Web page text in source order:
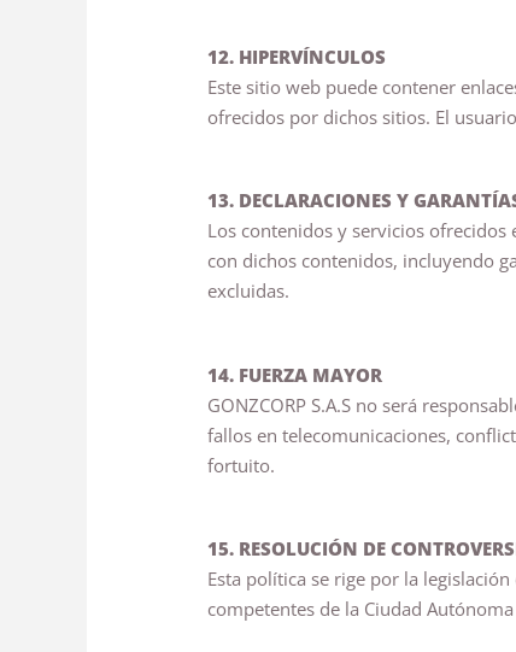
12. HIPERVÍNCULOS
Este sitio web puede contener
ofrecidos por dichos sitios. El
13. DECLARACIONES Y
Los contenidos y servicios
con dichos contenidos, incluyendo
excluidas.
14. FUERZA MAYOR
GONZCORP S.A.S no será
fallos en telecomunicaciones,
fortuito.
15. RESOLUCIÓN DE
Esta política se rige por la
competentes de la Ciudad